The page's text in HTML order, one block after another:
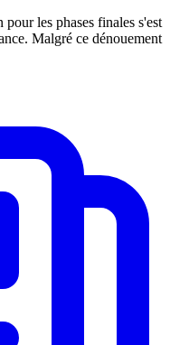
les phases finales s'est
Malgré ce dénouement